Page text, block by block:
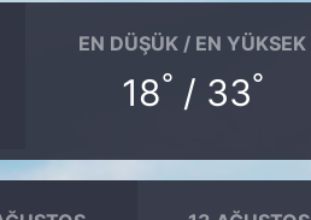
EN DÜŞÜK / EN YÜKSEK
18° / 33°